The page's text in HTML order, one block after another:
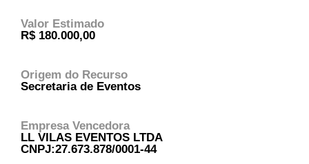
Valor Estimado
R$ 180.000,00
Origem do Recurso
Secretaria de Eventos
Empresa Vencedora
LL VILAS EVENTOS LTDA
CNPJ:27.673.878/0001-44